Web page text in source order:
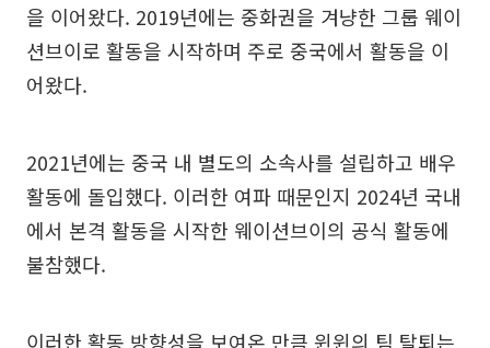
을 이어왔다. 2019년에는 중화권을 겨냥한 그룹 웨이
션브이로 활동을 시작하며 주로 중국에서 활동을 이
어왔다.
2021년에는 중국 내 별도의 소속사를 설립하고 배우
활동에 돌입했다. 이러한 여파 때문인지 2024년 국내
에서 본격 활동을 시작한 웨이션브이의 공식 활동에
불참했다.
이러한 활동 방향성을 보여온 만큼 윈윈의 팀 탈퇴는